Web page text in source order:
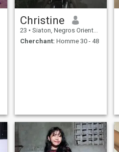
Christine
23 • Siaton, Negros Oriental, Philippines
Cherchant: Homme 30 - 48